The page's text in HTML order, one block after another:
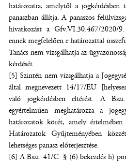
határozatra, amelytől a jogkérdésben
panaszban állítja. A panaszos
hivatkozást a Gfv.VI.30.467/2020/
ennek megfelelően e határozattal
Tanács nem vizsgálhatja az
kérdését.
[5] Szintén nem vizsgálhatja a
által megnevezett 14/17/EU
való jogkérdésben eltérést. A
egyértelműen meghatározza a
határozatok körét, amely
Határozatok Gyűjteményében
lehetséges panasz előterjesztése.
[6] A Bszi. 41/C. § (6) bekezdés h)